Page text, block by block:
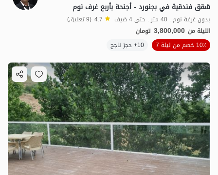
شقق فندقية في بجنورد - أجنحة بأربع غرف نوم
بدون غرفة نوم . 40 متر . حتى 4 ضيف 4.7 (9 تعليق)
الليلة من 3,800,000 تومان
10٪ خصم من ليلة 7
10+ حجز ناجح